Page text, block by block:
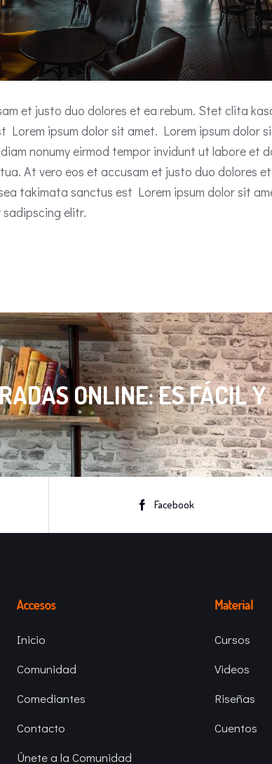
et justo duo dolores et ea rebum. Stet clita
Lorem ipsum dolor sit amet. Lorem ipsum dolor
nonumy eirmod tempor invidunt ut labore et
At vero eos et accusam et justo duo dolores
takimata sanctus est Lorem ipsum dolor sit
elitr.
ONLINE: ES FÁCIL
Facebook
Accesos
Inicio
Comunidad
Comediantes
Contacto
Únete a la Comunidad
Material
Cursos
Videos
Riseñas
Cuentos